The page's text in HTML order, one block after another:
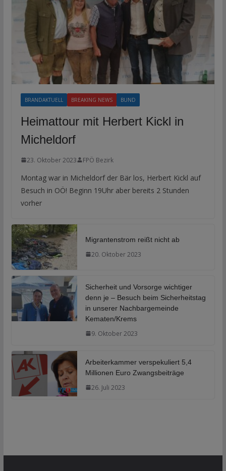
BRANDAKTUELL BREAKING NEWS BUND
Heimattour mit Herbert Kickl in
Micheldorf
23. Oktober 2023 FPÖ Bezirk
Montag war in Micheldorf der Bär los, Herbert Kickl auf
Besuch in OÖ! Beginn 19Uhr aber bereits 2 Stunden
vorher
Migrantenstrom reißt nicht ab
20. Oktober 2023
Sicherheit und Vorsorge wichtiger
denn je – Besuch beim Sicherheitstag
in unserer Nachbargemeinde
Kematen/Krems
9. Oktober 2023
Arbeiterkammer verspekuliert 5,4
Millionen Euro Zwangsbeiträge
26. Juli 2023